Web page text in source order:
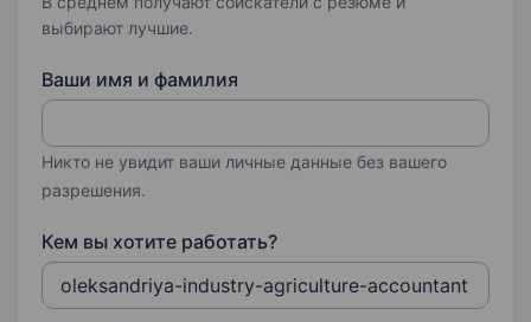
выбирают лучшие.
Ваши имя и фамилия
Никто не увидит ваши личные данные без вашего
разрешения.
Кем вы хотите работать?